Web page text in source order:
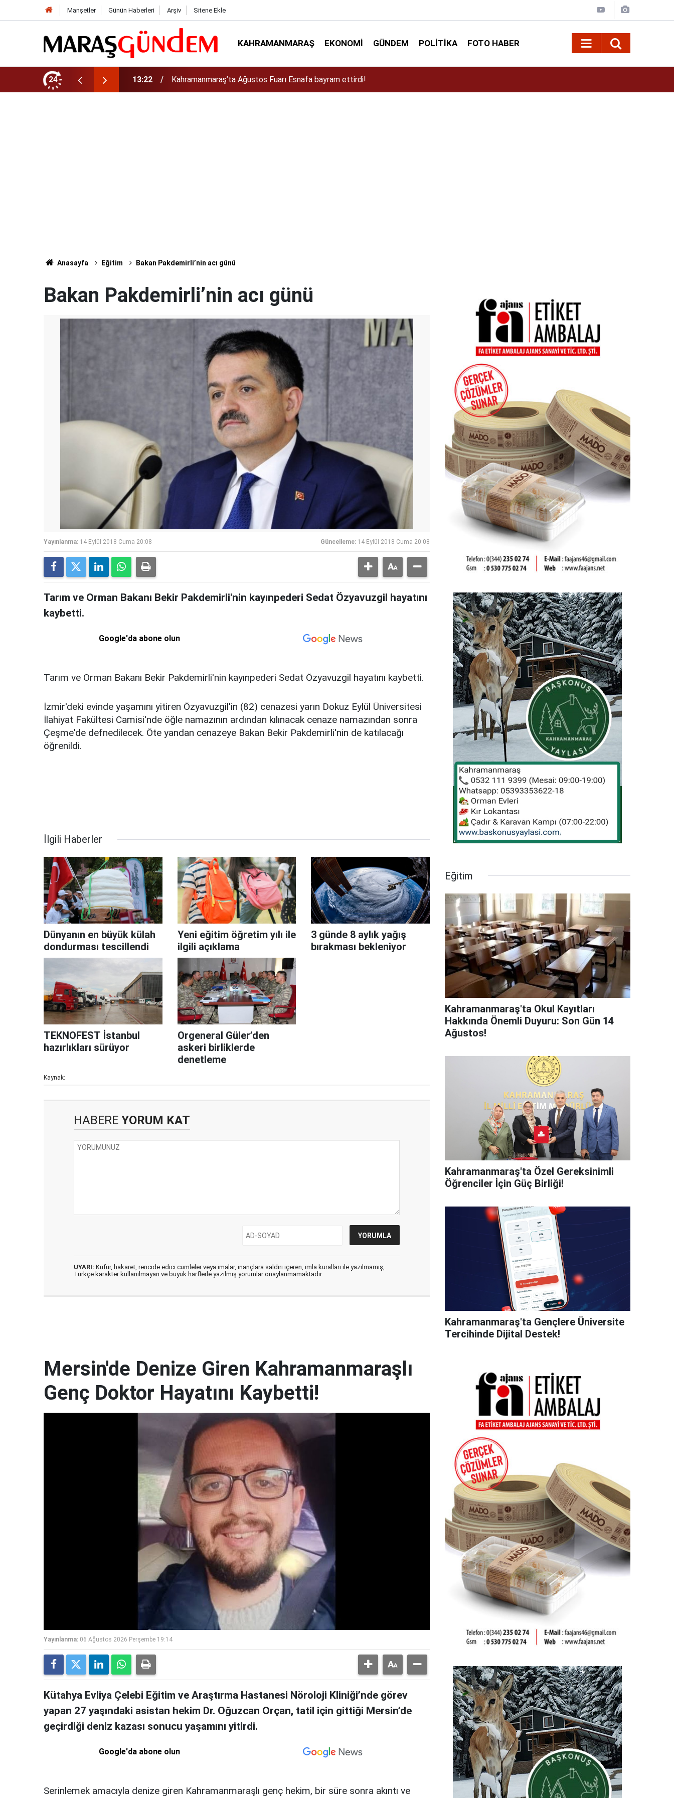
Manşetler Günün Haberleri Arşiv Sitene Ekle
KAHRAMANMARAŞ EKONOMI GÜNDEM POLITIKA FOTO HABER
24 13:17 Kahramanmaraş’ta Dulkadiroğlu Kırsalına 45 Milyonluk Yol Yatırımı!
Anasayfa Eğitim Bakan Pakdemirli’nin acı günü
Bakan Pakdemirli’nin acı günü
Yayınlanma: 14 Eylül 2018 Cuma 20:08 Güncelleme: 14 Eylül 2018 Cuma 20:08
Tarım ve Orman Bakanı Bekir Pakdemirli'nin kayınpederi Sedat Özyavuzgil hayatını
kaybetti.
Google'da abone olun
Tarım ve Orman Bakanı Bekir Pakdemirli'nin kayınpederi Sedat Özyavuzgil hayatını kaybetti.
İzmir'deki evinde yaşamını yitiren Özyavuzgil'in (82) cenazesi yarın Dokuz Eylül Üniversitesi
İlahiyat Fakültesi Camisi'nde öğle namazının ardından kılınacak cenaze namazından sonra
Çeşme'de defnedilecek. Öte yandan cenazeye Bakan Bekir Pakdemirli'nin de katılacağı
öğrenildi.
İlgili Haberler
Dünyanın en büyük külah
dondurması tescillendi
Yeni eğitim öğretim yılı ile
ilgili açıklama
3 günde 8 aylık yağış
bırakması bekleniyor
TEKNOFEST İstanbul
hazırlıkları sürüyor
Orgeneral Güler’den
askeri birliklerde
denetleme
Kaynak:
HABERE YORUM KAT
UYARI: Küfür, hakaret, rencide edici cümleler veya imalar, inançlara saldırı içeren, imla kuralları ile yazılmamış,
Türkçe karakter kullanılmayan ve büyük harflerle yazılmış yorumlar onaylanmamaktadır.
Eğitim
Kahramanmaraş'ta Okul Kayıtları
Hakkında Önemli Duyuru: Son Gün 14
Ağustos!
Kahramanmaraş'ta Özel Gereksinimli
Öğrenciler İçin Güç Birliği!
Kahramanmaraş'ta Gençlere Üniversite
Tercihinde Dijital Destek!
Mersin'de Denize Giren Kahramanmaraşlı
Genç Doktor Hayatını Kaybetti!
Yayınlanma: 06 Ağustos 2026 Perşembe 19:14
Kütahya Evliya Çelebi Eğitim ve Araştırma Hastanesi Nöroloji Kliniği’nde görev
yapan 27 yaşındaki asistan hekim Dr. Oğuzcan Orçan, tatil için gittiği Mersin’de
geçirdiği deniz kazası sonucu yaşamını yitirdi.
Google'da abone olun
Serinlemek amacıyla denize giren Kahramanmaraşlı genç hekim, bir süre sonra akıntı ve